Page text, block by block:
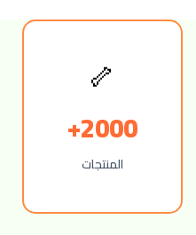
🦴
2000+
المنتجات